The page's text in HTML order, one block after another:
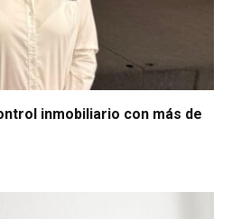
inmobiliario con más de